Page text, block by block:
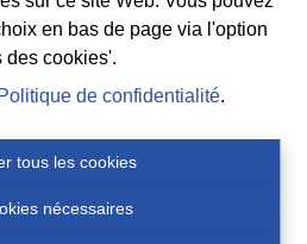
en bas de page via l'option
des cookies'.
Politique de confidentialité.
tous les cookies
nécessaires